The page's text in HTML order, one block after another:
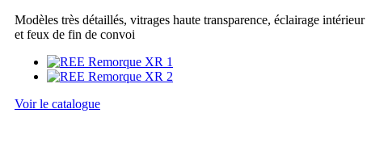
Modèles très détaillés, vitrages haute transparence, éclairage intérieur
et feux de fin de convoi
Voir le catalogue